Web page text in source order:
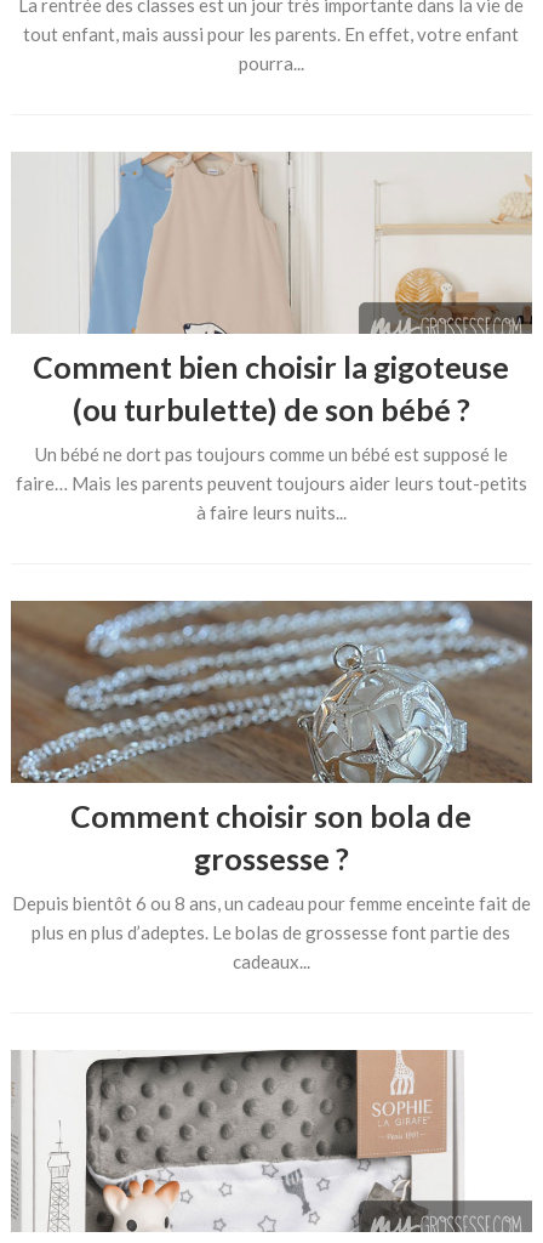
La rentrée des classes est un jour très importante dans la vie de
tout enfant, mais aussi pour les parents. En effet, votre enfant
pourra...
Comment bien choisir la gigoteuse
(ou turbulette) de son bébé ?
Un bébé ne dort pas toujours comme un bébé est supposé le
faire… Mais les parents peuvent toujours aider leurs tout-petits
à faire leurs nuits...
Comment choisir son bola de
grossesse ?
Depuis bientôt 6 ou 8 ans, un cadeau pour femme enceinte fait de
plus en plus d’adeptes. Le bolas de grossesse font partie des
cadeaux...